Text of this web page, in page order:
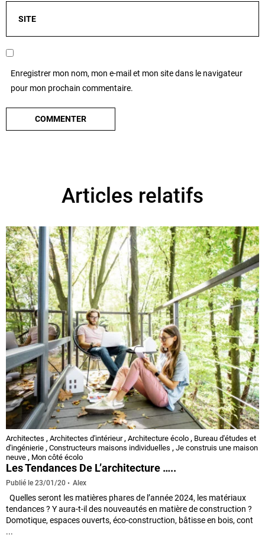
Enregistrer mon nom, mon e-mail et mon site dans le navigateur
pour mon prochain commentaire.
Articles relatifs
Architectes , Architectes d'intérieur, Architecture écolo , Bureau d'études et
d'ingénierie , Constructeurs maisons individuelles , Je construis une maison
neuve , Mon côté écolo
Les Tendances De L’architecture …..
Publié le 23/01/20 Alex
Quelles seront les matières phares de l’année 2024, les matériaux
tendances ? Y aura-t-il des nouveautés en matière de construction ?
Domotique, espaces ouverts, éco-construction, bâtisse en bois, cont
...